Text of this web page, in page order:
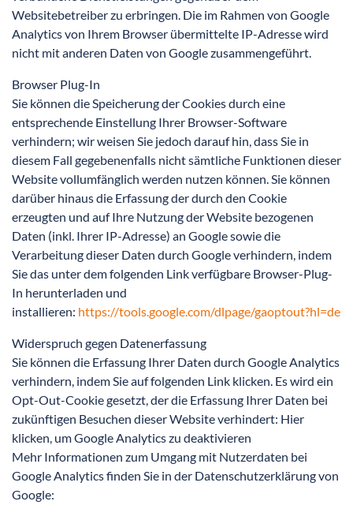
Websitebetreiber zu erbringen. Die im Rahmen von Google
Analytics von Ihrem Browser übermittelte IP-Adresse wird
nicht mit anderen Daten von Google zusammengeführt.
Browser Plug-In
Sie können die Speicherung der Cookies durch eine
entsprechende Einstellung Ihrer Browser-Software
verhindern; wir weisen Sie jedoch darauf hin, dass Sie in
diesem Fall gegebenenfalls nicht sämtliche Funktionen dieser
Website vollumfänglich werden nutzen können. Sie können
darüber hinaus die Erfassung der durch den Cookie
erzeugten und auf Ihre Nutzung der Website bezogenen
Daten (inkl. Ihrer IP-Adresse) an Google sowie die
Verarbeitung dieser Daten durch Google verhindern, indem
Sie das unter dem folgenden Link verfügbare Browser-Plug-
In herunterladen und
installieren: https://tools.google.com/dlpage/gaoptout?hl=de
Widerspruch gegen Datenerfassung
Sie können die Erfassung Ihrer Daten durch Google Analytics
verhindern, indem Sie auf folgenden Link klicken. Es wird ein
Opt-Out-Cookie gesetzt, der die Erfassung Ihrer Daten bei
zukünftigen Besuchen dieser Website verhindert: Hier
klicken, um Google Analytics zu deaktivieren
Mehr Informationen zum Umgang mit Nutzerdaten bei
Google Analytics finden Sie in der Datenschutzerklärung von
Google: